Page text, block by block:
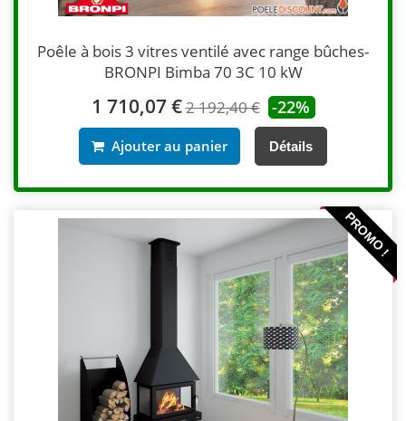
Poêle à bois 3 vitres ventilé avec range bûches-
BRONPI Bimba 70 3C 10 kW
1 710,07 €2 192,40 € -22%
Ajouter au panier Détails
PROMO !